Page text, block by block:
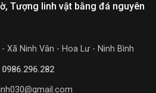
Tượng linh vật bằng đá nguyên
Xã Ninh Vân - Hoa Lư - Ninh Bình